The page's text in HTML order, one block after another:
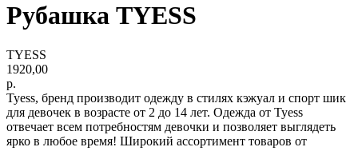
Рубашка TYESS
TYESS
1920,00
р.
Tyess, бренд производит одежду в стилях кэжуал и спорт шик
для девочек в возрасте от 2 до 14 лет. Одежда от Tyess
отвечает всем потребностям девочки и позволяет выглядеть
ярко в любое время! Широкий ассортимент товаров от